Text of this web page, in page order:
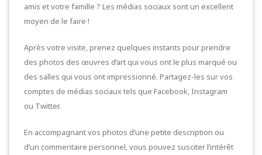
amis et votre famille ? Les médias sociaux sont un excellent
moyen de le faire !
Après votre visite, prenez quelques instants pour prendre
des photos des œuvres d’art qui vous ont le plus marqué ou
des salles qui vous ont impressionné. Partagez-les sur vos
comptes de médias sociaux tels que Facebook, Instagram
ou Twitter.
En accompagnant vos photos d’une petite description ou
d’un commentaire personnel, vous pouvez susciter l’intérêt